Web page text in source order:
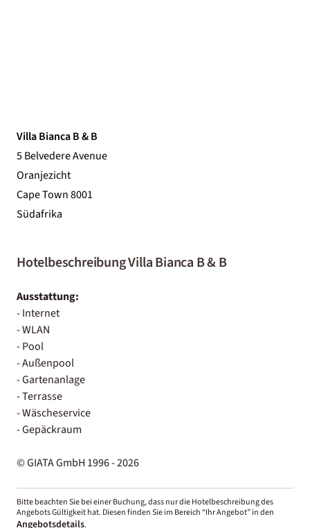
Villa Bianca B & B
5 Belvedere Avenue
Oranjezicht
Cape Town 8001
Südafrika
Hotelbeschreibung Villa Bianca B & B
Ausstattung:
- Internet
- WLAN
- Pool
- Außenpool
- Gartenanlage
- Terrasse
- Wäscheservice
- Gepäckraum
© GIATA GmbH 1996 - 2026
Bitte beachten Sie bei einer Buchung, dass nur die Hotelbeschreibung des
Angebots Gültigkeit hat. Diesen finden Sie im Bereich “Ihr Angebot” in den
Angebotsdetails.